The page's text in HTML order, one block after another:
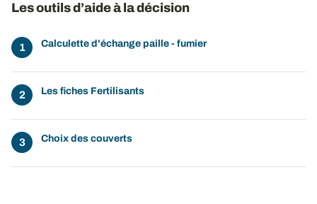
Les outils d’aide à la décision
Calculette d'échange paille - fumier
Les fiches Fertilisants
Choix des couverts